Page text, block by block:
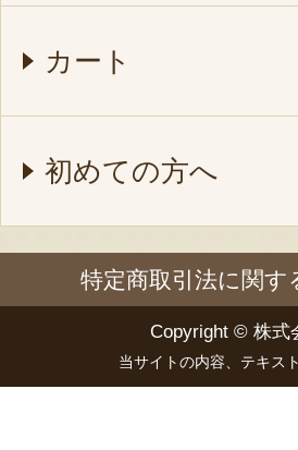
カート
初めての方へ
特定商取引法に関す
Copyright © 株式
当サイトの内容、テキス